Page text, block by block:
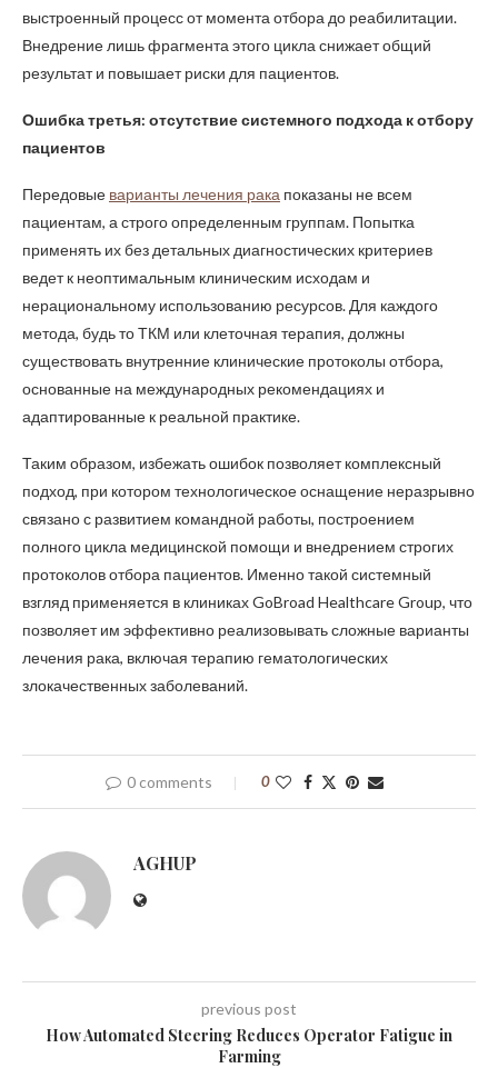
выстроенный процесс от момента отбора до реабилитации.
Внедрение лишь фрагмента этого цикла снижает общий
результат и повышает риски для пациентов.
Ошибка третья: отсутствие системного подхода к отбору
пациентов
Передовые варианты лечения рака показаны не всем
пациентам, а строго определенным группам. Попытка
применять их без детальных диагностических критериев
ведет к неоптимальным клиническим исходам и
нерациональному использованию ресурсов. Для каждого
метода, будь то ТКМ или клеточная терапия, должны
существовать внутренние клинические протоколы отбора,
основанные на международных рекомендациях и
адаптированные к реальной практике.
Таким образом, избежать ошибок позволяет комплексный
подход, при котором технологическое оснащение неразрывно
связано с развитием командной работы, построением
полного цикла медицинской помощи и внедрением строгих
протоколов отбора пациентов. Именно такой системный
взгляд применяется в клиниках GoBroad Healthcare Group, что
позволяет им эффективно реализовывать сложные варианты
лечения рака, включая терапию гематологических
злокачественных заболеваний.
0 comments 0
AGHUP
previous post
How Automated Steering Reduces Operator Fatigue in
Farming